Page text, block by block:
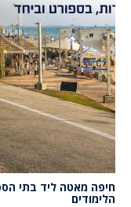
חיפה מאטה ליד בתי
הלימודים